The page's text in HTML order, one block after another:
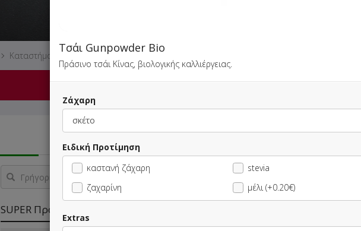
Καταστήματα Kennedy
Αυτή τη στιγμή το κατάστημα δεν εξυπηρετεί παραγγελίες.
Γρήγορη
αναζήτηση
προϊόντος...
SUPER Προσφορές
Τσάι Gunpowder Bio
Πράσινο τσάι Κίνας, βιολογικής καλλιέργειας.
Ζάχαρη
Ειδική Προτίμηση
καστανή ζάχαρη
ζαχαρίνη
stevia
μέλι (+0.20€)
Extras